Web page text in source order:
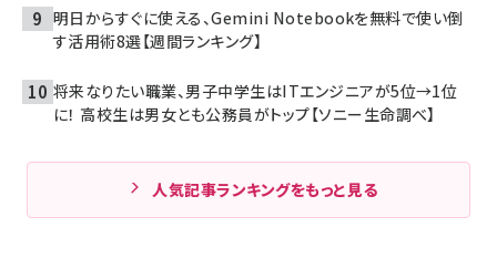
明日からすぐに使える、Gemini Notebookを無料で使い倒
す活用術8選【週間ランキング】
将来なりたい職業、男子中学生はITエンジニアが5位→1位
に！ 高校生は男女とも公務員がトップ【ソニー生命調べ】
人気記事ランキングをもっと見る